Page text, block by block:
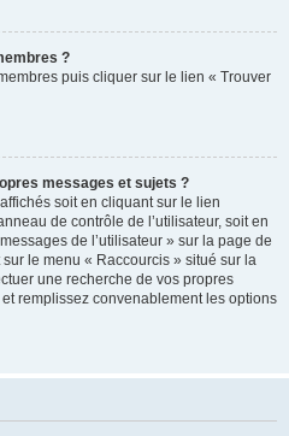
?
puis cliquer sur le lien « Trouver
messages et sujets ?
soit en cliquant sur le lien
de contrôle de l’utilisateur, soit en
de l’utilisateur » sur la page de
le menu « Raccourcis » situé sur la
une recherche de vos propres
remplissez convenablement les options